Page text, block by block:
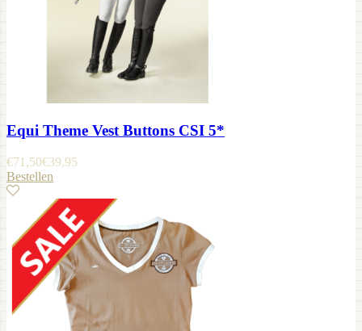
Equi Theme Vest Buttons CSI 5*
€71,50€39,95
Bestellen